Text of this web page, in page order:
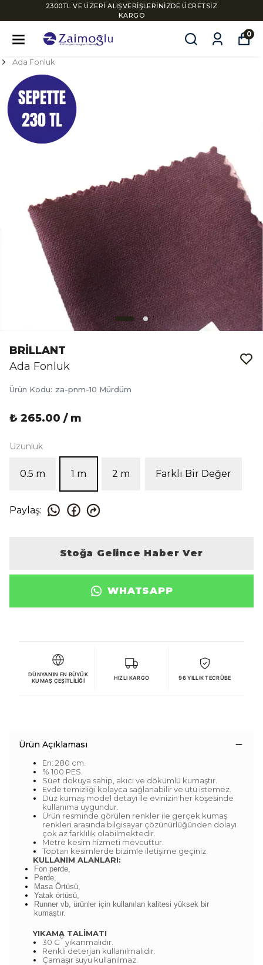
2300TL VE ÜZERİ ALIŞVERİŞLERİNİZDE ÜCRETSİZ
KARGO
0
Ada Fonluk
BRİLLANT
Ada Fonluk
Ürün Kodu: za-pnm-10 Mürdüm
₺ 265.00 / m
Uzunluk
0.5 m 1 m 2 m Farklı Bir Değer
Paylaş:
Stoğa Gelince Haber Ver
WHATSAPP
DÜNYANIN EN BÜYÜK
KUMAŞ ÇEŞITLILIĞI
HIZLI KARGO 96 YILLIK TECRÜBE
Ürün Açıklaması
En: 280 cm.
% 100 PES.
Süet dokuya sahip, akıcı ve dökümlü kumaştır.
Evde temizliği kolayca sağlanabilir ve ütü istemez.
Düz kumaş model detayı ile evinizin her köşesinde
kullanıma uygundur.
Ürün resminde görülen renkler ile gerçek kumaş
renkleri arasında bilgisayar çözünürlüğünden dolayı
çok az farklılık olabilmektedir.
Metre kesim hizmeti mevcuttur.
Toptan kesimlerde bizimle iletişime geçiniz.
KULLANIM ALANLARI:
Fon perde,
Perde,
Masa Örtüsü,
Yatak örtüsü,
Runner vb, ürünler için kullanılan kalitesi yüksek bir
kumaştır.
YIKAMA TALİMATI
30 C
o
yıkanmalıdır.
Renkli deterjan kullanılmalıdır.
Çamaşır suyu kullanılmaz.